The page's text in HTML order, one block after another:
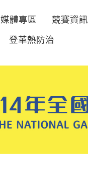
媒體專區 競賽資訊
登革熱防治